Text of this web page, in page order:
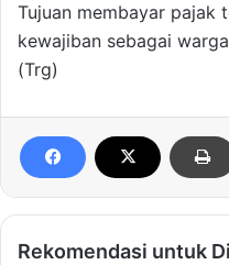
Tujuan membayar pajak
kewajiban sebagai
(Trg)
Rekomendasi untuk